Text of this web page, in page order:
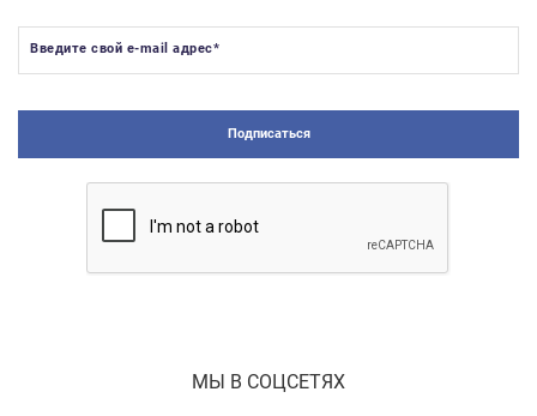
Введите свой e-mail адрес*
Подписаться
МЫ В СОЦСЕТЯХ